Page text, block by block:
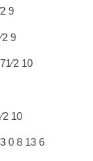
9
9
10
10
0 8 13 6